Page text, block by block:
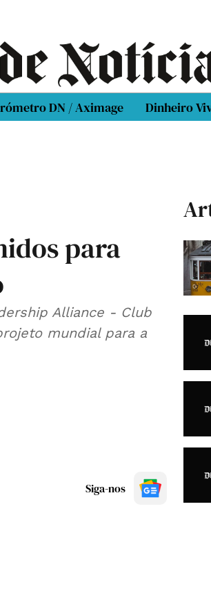
DN / Aximage Dinheiro
para
Alliance - Club
mundial para a
Siga-nos